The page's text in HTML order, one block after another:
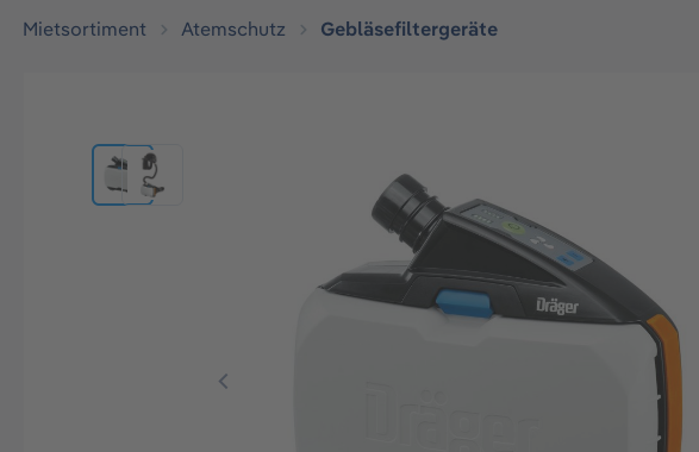
Mietsortiment Atemschutz Gebläsefiltergeräte